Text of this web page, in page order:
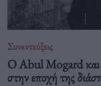
Συνεντεύξεις
Ο Abul Mogard και
στην εποχή της